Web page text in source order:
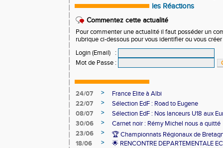
les Réactions
Commentez cette actualité
Pour commenter une actualité il faut posséder un
rubrique ci-dessous pour vous identifier ou vous
Login (Email)
:
Mot de Passe :
24/07 >
France Elite à Albi
22/07
>
Sélection EdF : Road to Eugene
08/07
>
Sélection EdF : Nos lanceurs U18 aux
30/06
>
Carnet noir : Rémy Michel nous a quitté
23/06
>
🏆 Championnats Régionaux de
18/06
>
🌟 RENCONTRE DEPARTEMENTALE